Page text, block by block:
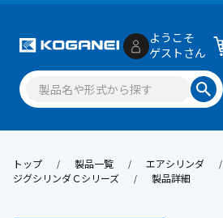
ようこそ
ゲストさん
トップ 製品一覧 エアシリンダ
ジグシリンダＣシリーズ
製品詳細